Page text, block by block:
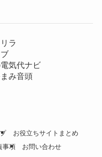
ラ
気代ナビ
み音頭
お役立ちサイトまとめ
事項 お問い合わせ